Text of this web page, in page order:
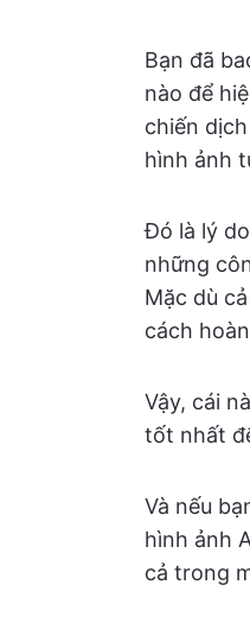
Bạn đã
nào để
chiến
hình ảnh
Đó là lý
những
Mặc dù
cách
Vậy, cái
tốt nhất
Và nếu
hình ảnh
cả trong